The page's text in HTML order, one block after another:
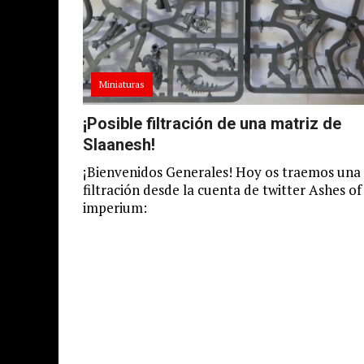
Miniaturas
¡Posible filtración de una matriz de
Slaanesh!
¡Bienvenidos Generales! Hoy os traemos una
filtración desde la cuenta de twitter Ashes
imperium: